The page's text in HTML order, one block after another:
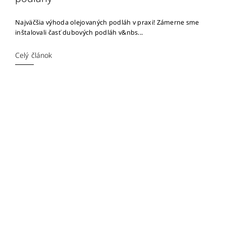
Najväčšia výhoda olejovaných podláh v praxi! Zámerne sme
inštalovali časť dubových podláh v&nbs...
Celý článok